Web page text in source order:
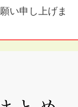
い申し上げま